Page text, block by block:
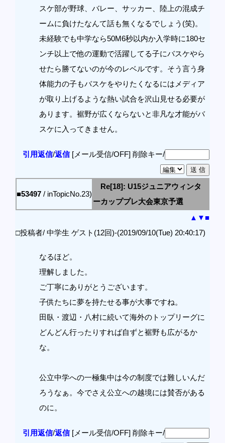
スケ部が野球、バレー、サッカー、陸上の混成チ
ームに負けたなんて話も無くなるでしょう(笑)。
未経験でも中学なら50M6秒以内か入学時に180セ
ンチ以上で他の運動で活躍してる子にバスケやら
せたら勝てないのが今のレベルです。そう言う身
体能力の子もバスケをやりたくなるにはメディア
が取り上げるような熱い試合を沢山見せる必要が
あります。裾野が広くならないと非凡な才能がバ
スケに入ってきません。
引用返信/返信[メール受信/OFF] 削除キー/
■53497 / inTopicNo.23)
Re[18]: U15ジュニアウィンタ
ーカッププレ大会東京予選
▲ ▼■
□投稿者/ 中学生 ゲスト(12回)-(2019/09/10(Tue) 20:40:17)
なるほど。
理解しました。
ご丁寧にありがとうございます。
子供たちに夢を持たせる事が大事ですね。
田臥・渡辺・八村に続いて海外のトップリーグに
どんどん行ったりすれば自ずと裾野も広がるか
な。
公立中学への一極集中は今の制度では難しいんだ
ろうなぁ。今でさえ公立への越境には賛否がある
のに。
引用返信/返信[メール受信/OFF] 削除キー/